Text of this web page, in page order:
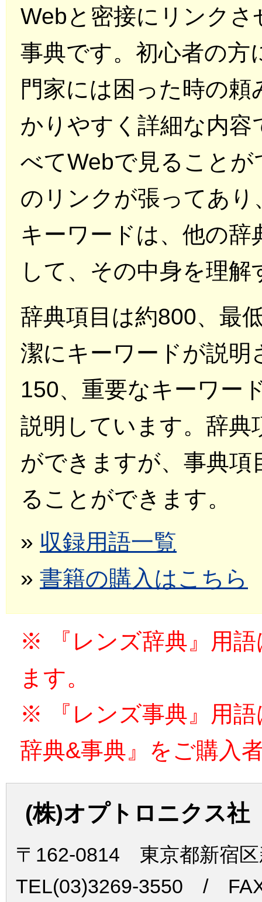
Webと密接にリンク
事典です。初心者の方
門家には困った時の
かりやすく詳細な内容
べてWebで見ること
のリンクが張ってあ
キーワードは、他の
して、その中身を理
辞典項目は約800、最
潔にキーワードが説明
150、重要なキーワー
説明しています。辞
ができますが、事典
ることができます。
» 収録用語一覧
» 書籍の購入はこちら
※ 『レンズ辞典』用
ます。
※ 『レンズ事典』用
辞典&事典』をご購入
(株)オプトロニクス社
〒162-0814 東京都新宿
TEL(03)3269-3550 /